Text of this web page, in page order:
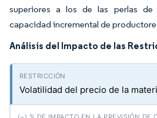
superiores a los de las perlas de
capacidad incremental de
Análisis del Impacto de las
Volatilidad del precio de la